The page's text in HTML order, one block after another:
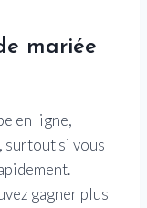
mariée
en ligne,
surtout si vous
gagner plus